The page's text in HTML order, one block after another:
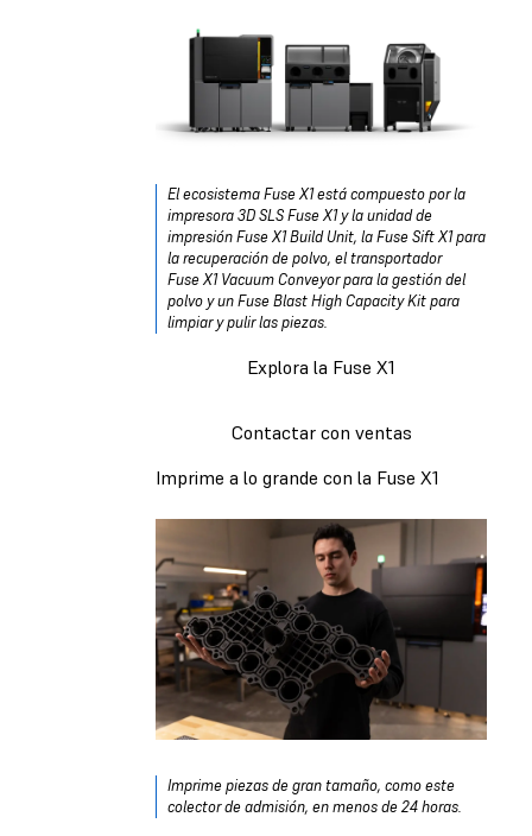
El ecosistema Fuse X1 está compuesto por la
impresora 3D SLS Fuse X1 y la unidad de
impresión Fuse X1 Build Unit, la Fuse Sift X1 para
la recuperación de polvo, el transportador
Fuse X1 Vacuum Conveyor para la gestión del
polvo y un Fuse Blast High Capacity Kit para
limpiar y pulir las piezas.
Explora la Fuse X1
Contactar con ventas
Imprime a lo grande con la Fuse X1
Imprime piezas de gran tamaño, como este
colector de admisión, en menos de 24 horas.